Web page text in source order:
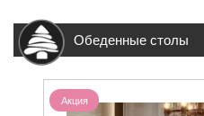
Обеденные столы
Акция